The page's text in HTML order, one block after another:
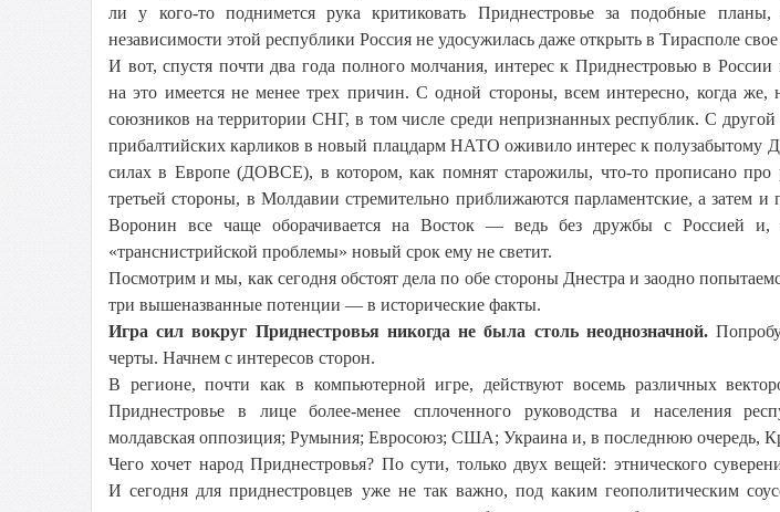
ли у кого-то поднимется рука критиковать Приднестровье за подобные планы,
независимости этой республики Россия не удосужилась даже открыть в Тирасполе
И вот, спустя почти два года полного молчания, интерес к Приднестровью в России
на это имеется не менее трех причин. С одной стороны, всем интересно, когда же,
союзников на территории СНГ, в том числе среди непризнанных республик. С
прибалтийских карликов в новый плацдарм НАТО оживило интерес к полузабытому
силах в Европе (ДОВСЕ), в котором, как помнят старожилы, что-то прописано про
третьей стороны, в Молдавии стремительно приближаются парламентские, а затем
Воронин все чаще оборачивается на Восток — ведь без дружбы с Россией и,
«транснистрийской проблемы» новый срок ему не светит.
Посмотрим и мы, как сегодня обстоят дела по обе стороны Днестра и заодно
три вышеназванные потенции — в исторические факты.
Игра сил вокруг Приднестровья никогда не была столь неоднозначной.
черты. Начнем с интересов сторон.
В регионе, почти как в компьютерной игре, действуют восемь различных
Приднестровье в лице более-менее сплоченного руководства и населения
молдавская оппозиция; Румыния; Евросоюз; США; Украина и, в последнюю очередь,
Чего хочет народ Приднестровья? По сути, только двух вещей: этнического
И сегодня для приднестровцев уже не так важно, под каким геополитическим